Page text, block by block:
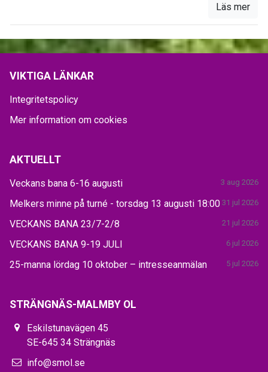
Läs mer
VIKTIGA LÄNKAR
Integritetspolicy
Mer information om cookies
AKTUELLT
Veckans bana 6-16 augusti 3 aug 2026
Melkers minne på turné - torsdag 13 augusti 18:00 31 jul 2026
VECKANS BANA 23/7-2/8 21 jul 2026
VECKANS BANA 9-19 JULI 6 jul 2026
25-manna lördag 10 oktober – intresseanmälan 5 jul 2026
STRÄNGNÄS-MALMBY OL
Eskilstunavägen 45
SE-645 34 Strängnäs
info@smol.se